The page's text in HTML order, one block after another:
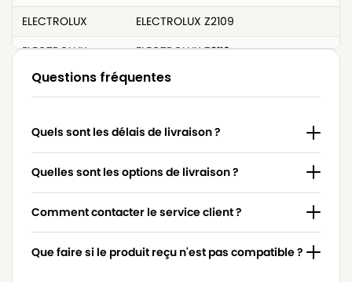
ELECTROLUX
ELECTROLUX Z2109
ELECTROLUX
ELECTROLUX Z2110
ELECTROLUX
ELECTROLUX Z2111
ELECTROLUX
ELECTROLUX Z2113
ELECTROLUX
ELECTROLUX Z2114
Questions fréquentes
Quels sont les délais de livraison ?
Quelles sont les options de livraison ?
Comment contacter le service client ?
Que faire si le produit reçu n'est pas compatible ?